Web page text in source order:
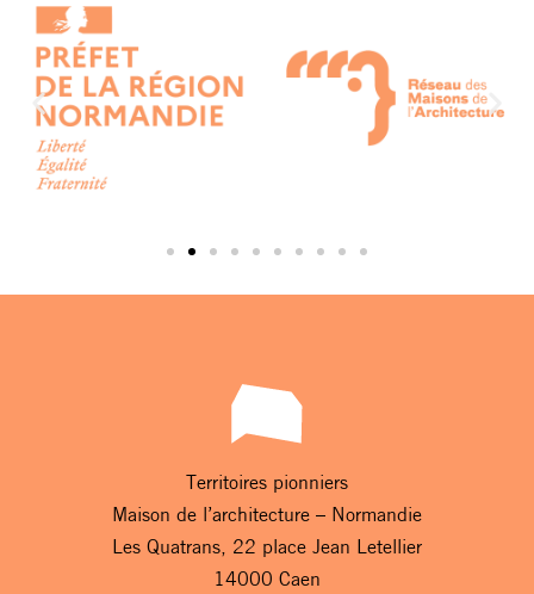
Territoires pionniers
Maison de l’architecture – Normandie
Les Quatrans, 22 place Jean Letellier
14000 Caen